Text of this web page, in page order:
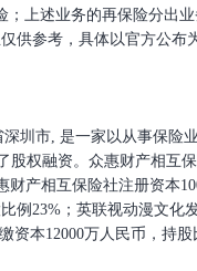
上述业务的再保险分出
供参考，具体以官方公布
圳市, 是一家以从事保险
股权融资。众惠财产相互
产相互保险社注册资本
例23%；英联视动漫文化
资本12000万人民币，持